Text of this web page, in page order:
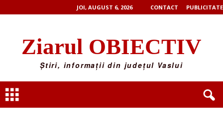
JOI, AUGUST 6, 2026 CONTACT PUBLICITATE
Ziarul OBIECTIV
Știri, informații din județul Vaslui